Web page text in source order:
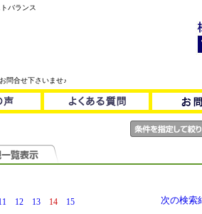
バランス
問合せ下さいませ♪
12 13 14 15 次の検索